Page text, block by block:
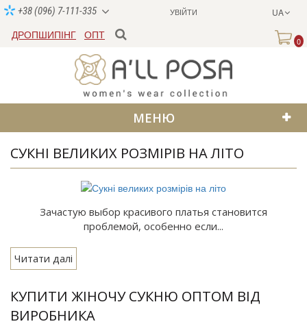
УВІЙТИ UA
+38 (096) 7-111-335
ДРОПШИПІНГ ОПТ
0
МЕНЮ
СУКНІ ВЕЛИКИХ РОЗМІРІВ НА ЛІТО
Зачастую выбор красивого платья становится
проблемой, особенно если...
Читати далі
КУПИТИ ЖІНОЧУ СУКНЮ ОПТОМ ВІД
ВИРОБНИКА